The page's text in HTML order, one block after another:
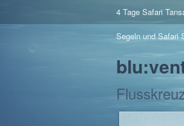
4 Tage Safari
Segeln und Safari